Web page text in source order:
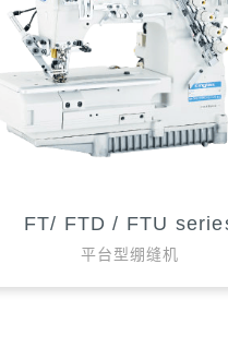
FT/ FTD / FTU
平台型绷缝机